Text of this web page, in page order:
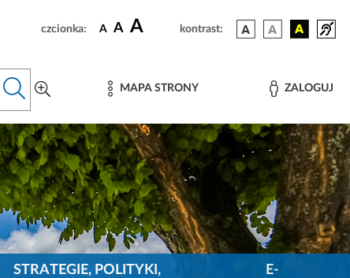
czcionka: A A A kontrast:
MAPA STRONY ZALOGUJ
STRATEGIE, POLITYKI,
E-